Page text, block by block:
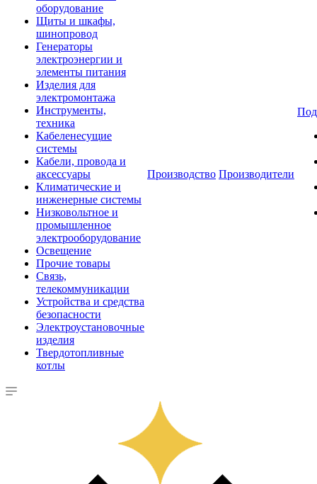
оборудование
Щиты и шкафы,
шинопровод
Генераторы
электроэнергии и
элементы питания
Изделия для
электромонтажа
Инструменты,
техника
Кабеленесущие
системы
Кабели, провода и
аксессуары
Климатические и
инженерные системы
Низковольтное и
промышленное
электрооборудование
Освещение
Прочие товары
Связь,
телекоммуникации
Устройства и средства
безопасности
Электроустановочные
изделия
Твердотопливные
котлы
Производство Производители